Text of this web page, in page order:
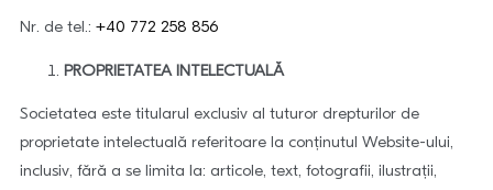
Nr. de tel.: +40 772 258 856
PROPRIETATEA INTELECTUALĂ
Societatea este titularul exclusiv al tuturor drepturilor de
proprietate intelectuală referitoare la conținutul Website-ului,
inclusiv, fără a se limita la: articole, text, fotografii, ilustrații,